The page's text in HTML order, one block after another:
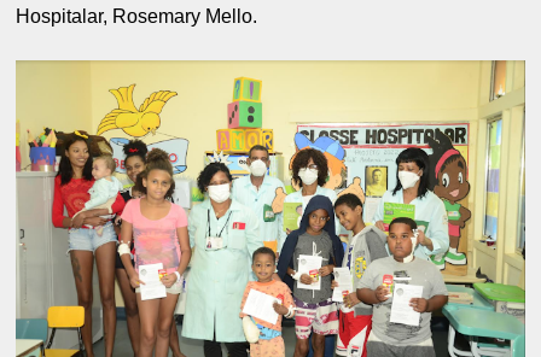
Hospitalar, Rosemary Mello.